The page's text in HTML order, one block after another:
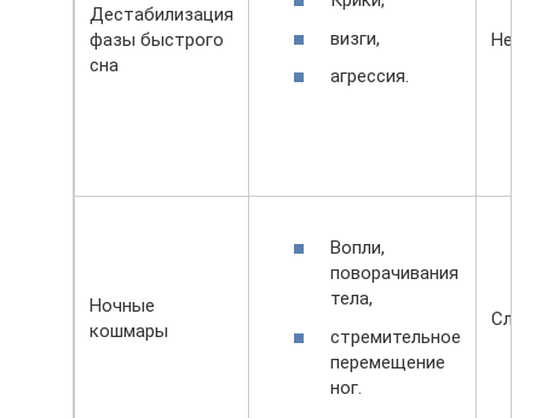
Дестабилизация
фазы быстрого
сна
визги,
агрессия.
Не
Ночные
кошмары
Вопли,
поворачивания
тела,
стремительное
перемещение
ног.